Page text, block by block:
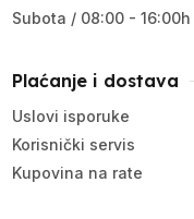
Subota / 08:00 - 16:00h
Plaćanje i dostava
Uslovi isporuke
Korisnički servis
Kupovina na rate